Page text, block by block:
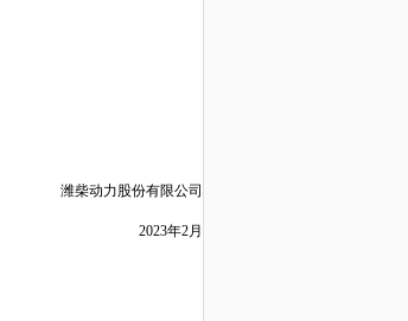
潍柴动力股份有限公司
2023年2月